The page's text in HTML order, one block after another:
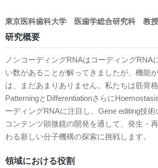
東京医科歯科大学 医歯学総合研究科 教授
研究概要
ノンコーディングRNAはコーディングRNA
い数があることが解ってきましたが、機能
は、まだあまりありません。私たちは筋骨
PatterningとDifferentiationさらに
ーディングRNAに注目し、Gene editing技
コンテンツ顕微鏡の開発を通して、発生・
わる新しい分子機構の探索に挑戦します。
領域における役割